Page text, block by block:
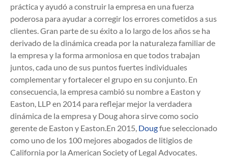
práctica y ayudó a construir la empresa en una fuerza
poderosa para ayudar a corregir los errores cometidos a sus
clientes. Gran parte de su éxito a lo largo de los años se ha
derivado de la dinámica creada por la naturaleza familiar de
la empresa y la forma armoniosa en que todos trabajan
juntos, cada uno de sus puntos fuertes individuales
complementar y fortalecer el grupo en su conjunto. En
consecuencia, la empresa cambió su nombre a Easton y
Easton, LLP en 2014 para reflejar mejor la verdadera
dinámica de la empresa y Doug ahora sirve como socio
gerente de Easton y Easton.En 2015, Dougfue seleccionado
como uno de los 100 mejores abogados de litigios de
California por la American Society of Legal Advocates.